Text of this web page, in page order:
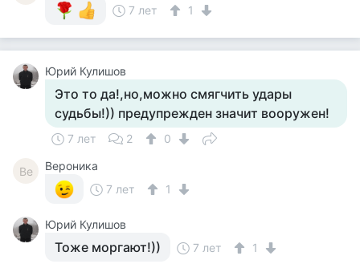
7 лет
1
Юрий Кулишов
Это то да!,но,можно смягчить удары
судьбы!)) предупрежден значит вооружен!
7 лет 2 0
Ве
Вероника
7 лет
1
Юрий Кулишов
Тоже моргают!)) 7 лет 1